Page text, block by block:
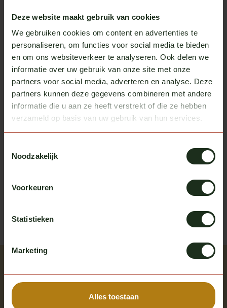
Deze website maakt gebruik van cookies
We gebruiken cookies om content en advertenties te
personaliseren, om functies voor social media te bieden
en om ons websiteverkeer te analyseren. Ook delen we
informatie over uw gebruik van onze site met onze
partners voor social media, adverteren en analyse. Deze
partners kunnen deze gegevens combineren met andere
informatie die u aan ze heeft verstrekt of die ze hebben
verzameld op basis van uw gebruik van hun services.
Noodzakelijk
Voorkeuren
Statistieken
Marketing
Alles toestaan
In stock
Cool Guys
Mud flap Cool Guys
In stock
€85,00
Cool Guys
Entrance rubber
In stock
€16,50
Heb je vragen over dit product?
graag!